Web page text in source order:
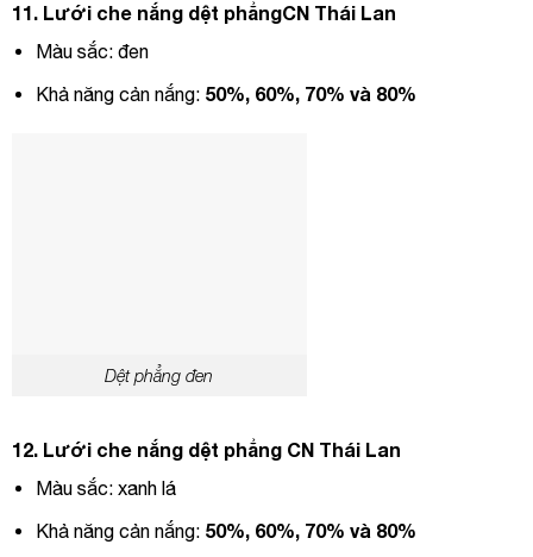
11. Lưới che nắng dệt phẳngCN Thái Lan
Màu sắc: đen
Khả năng cản nắng: 50%, 60%, 70% và 80%
Dệt phẳng đen
12. Lưới che nắngdệt phẳng CN Thái Lan
Màu sắc: xanh lá
Khả năng cản nắng: 50%, 60%, 70% và 80%